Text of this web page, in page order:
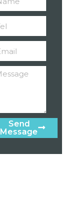
Send
Message